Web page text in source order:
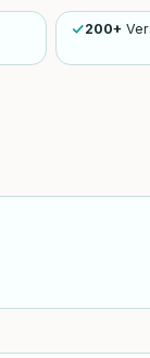
200+